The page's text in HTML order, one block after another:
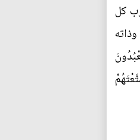
كل
مَتَّعْتَهُمْ